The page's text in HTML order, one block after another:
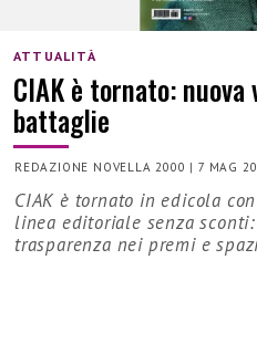
ATTUALITÀ
CIAK è tornato: nuova
battaglie
REDAZIONE NOVELLA 2000 |7 MAG
CIAK è tornato in edicola
linea editoriale senza
trasparenza nei premi e